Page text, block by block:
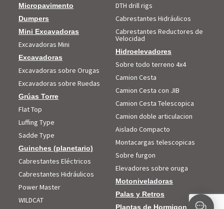
Micropavimento
DTH drill rigs
Dumpers
Mini Excavadoras
Excavadoras Mini
Excavadoras
Excavadoras sobre Orugas
Excavadoras sobre Ruedas
Grúas Torre
Flat Top
Luffing Type
Sadde Type
Guinches (planetario)
Cabrestantes Eléctricos
Cabrestantes Hidráulicos
Power Master
WILDCAT
Cabrestantes Hidráulicos
Cabrestantes Reductores de
Velocidad
Hidroelevadores
Sobre todo terreno 4x4
Camion Cesta
Camion Cesta con JIB
Camion Cesta Telescopica
Camion doble articulacion
Aislado Compacto
Montacargas telescopicas
Sobre furgon
Elevadores sobre oruga
Motoniveladoras
Palas y Retros
Plantas de Hormigon